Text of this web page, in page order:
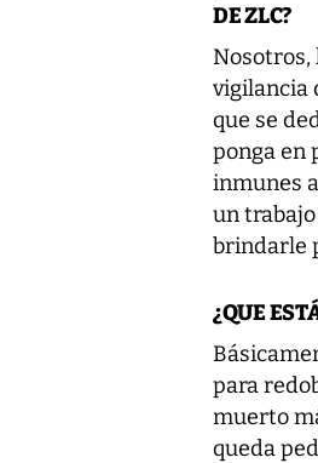
DE ZLC?
Nosotros,
vigilancia
que se
ponga en
inmunes
un
brindarle
¿QUE
para
muerto
queda